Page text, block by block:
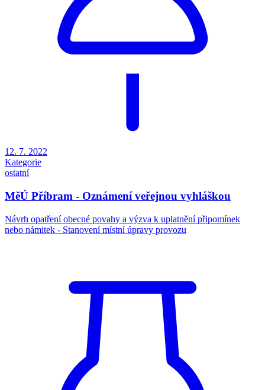
12. 7. 2022
Kategorie
ostatní
MěÚ Příbram - Oznámení veřejnou vyhláškou
Návrh opatření obecné povahy a výzva k uplatnění připomínek
nebo námitek - Stanovení místní úpravy provozu